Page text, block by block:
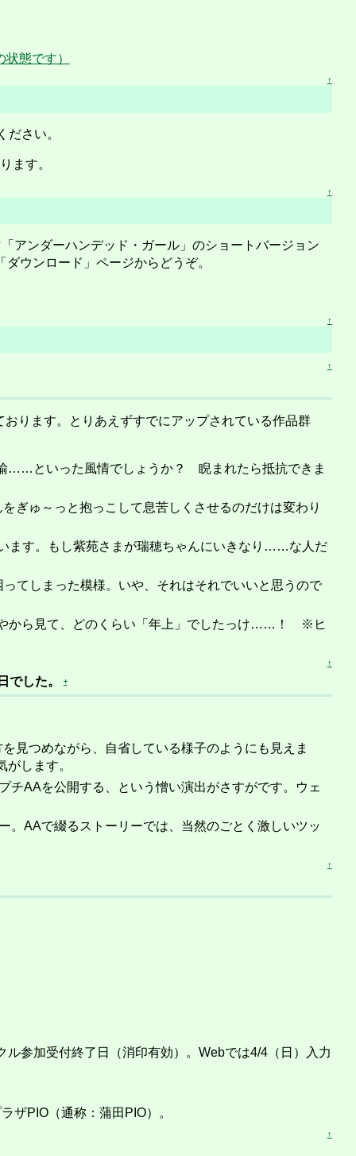
態です）
↑
ださい。
ます。
↑
アンダーハンデッド・ガール」のショートバージョン
ウンロード」ページからどうぞ。
↑
↑
ります。とりあえずすでにアップされている作品群
……といった風情でしょうか？ 睨まれたら抵抗できま
ぎゅ～っと抱っこして息苦しくさせるのだけは変わり
ます。もし紫苑さまが瑞穂ちゃんにいきなり……な人だ
てしまった模様。いや、それはそれでいいと思うので
やから見て、どのくらい「年上」でしたっけ……！ ※ヒ
↑
でした。 +
見つめながら、自省している様子のようにも見えま
します。
チAAを公開する、という憎い演出がさすがです。ウェ
。AAで綴るストーリーでは、当然のごとく激しいツッ
↑
参加受付終了日（消印有効）。Webでは4/4（日）入力
ザPIO（通称：蒲田PIO）。
↑